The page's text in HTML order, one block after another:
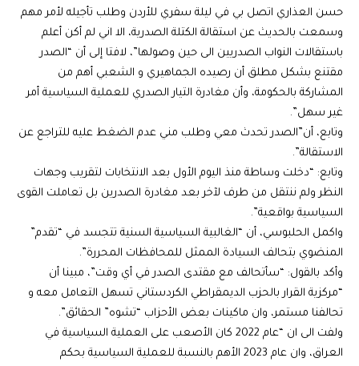
حسن العذاري اتصل بي في ليلة سفري للأردن وطلب تأجيله لأمر مهم
وسمعت بالحديث عن استقالة الكتلة الصدرية، الا اني لم أكن أعلم
باستقالات النواب الصدريين الى حين وصولها”، لافتا إلى أن “الصدر
مقتنع بشكل مطلق أن رصيده الجماهيري و الشعبي أهم من
المشاركة بالحكومة، وأن مغادرة التيار الصدري للعملية السياسية أمر
غير سهل”.
وتابع، أن”الصدر تحدث معي وطلب مني عدم الضغط عليه للتراجع عن
الاستقالة”.
وتابع: “دخلت وساطة منذ اليوم الأول بعد الانتخابات لتقريب وجهات
النظر ولم ننتقل من طرف لآخر بعد مغادرة الصدرين بل تعاملت القوى
السياسية بواقعية”.
واكمل الحلبوسي، أن “الغالبية السياسية السنية تتجسد في “تقدم”
المنضوي بتحالف السيادة الممثل للمحافظات المحررة”.
وأكد بالقول: “سأتحالف مع مقتدى الصدر في أي وقت”، مبينا أن
“مركزية القرار بالحزب الديمقراطي الكردستاني تسهل التعامل معه و
تحالفنا مستمر، وان ماكينات بعض الأحزاب “تشوه” الحقائق”.
ولفت الى ان “عام 2022 كان الأصعب على العملية السياسية في
العراق، وان عام 2023 الأهم بالنسبة للعملية السياسية بحكم